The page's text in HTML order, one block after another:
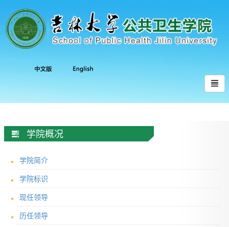
学院概况
学院简介
学院标识
现任领导
历任领导